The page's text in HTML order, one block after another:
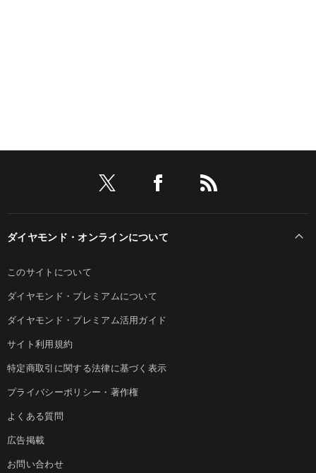
ダイヤモンド・オンラインについて
このサイトについて
ダイヤモンド・プレミアムについて
ダイヤモンド・プレミアム活用ガイド
サイト利用規約
特定商取引に関する法律に基づく表示
プライバシーポリシー・著作権
よくある質問
広告掲載
お問い合わせ